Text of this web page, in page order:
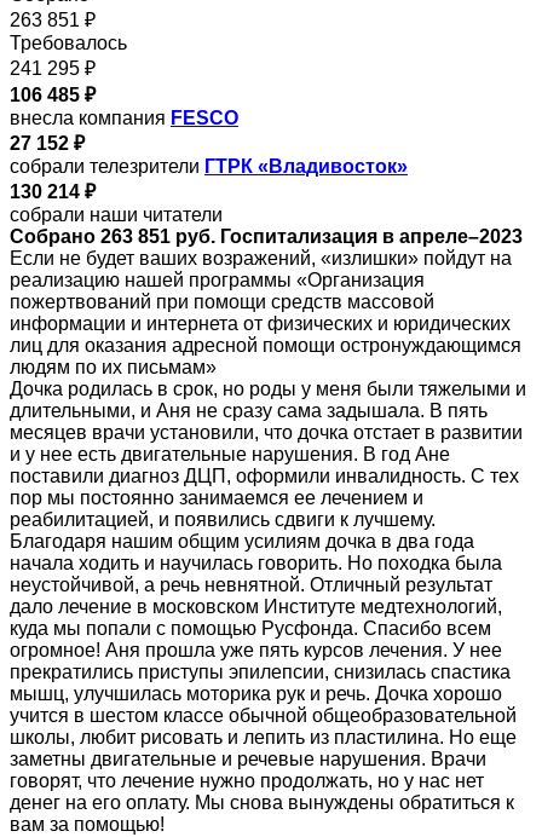
263 851 ₽
Требовалось
241 295 ₽
106 485 ₽
внесла компания FESCO
27 152 ₽
собрали телезрители ГТРК «Владивосток»
130 214 ₽
собрали наши читатели
Собрано 263 851 руб. Госпитализация в апреле–2023
Если не будет ваших возражений, «излишки» пойдут на
реализацию нашей программы «Организация
пожертвований при помощи средств массовой
информации и интернета от физических и юридических
лиц для оказания адресной помощи остронуждающимся
людям по их письмам»
Дочка родилась в срок, но роды у меня были тяжелыми и
длительными, и Аня не сразу сама задышала. В пять
месяцев врачи установили, что дочка отстает в развитии
и у нее есть двигательные нарушения. В год Ане
поставили диагноз ДЦП, оформили инвалидность. С тех
пор мы постоянно занимаемся ее лечением и
реабилитацией, и появились сдвиги к лучшему.
Благодаря нашим общим усилиям дочка в два года
начала ходить и научилась говорить. Но походка была
неустойчивой, а речь невнятной. Отличный результат
дало лечение в московском Институте медтехнологий,
куда мы попали с помощью Русфонда. Спасибо всем
огромное! Аня прошла уже пять курсов лечения. У нее
прекратились приступы эпилепсии, снизилась спастика
мышц, улучшилась моторика рук и речь. Дочка хорошо
учится в шестом классе обычной общеобразовательной
школы, любит рисовать и лепить из пластилина. Но еще
заметны двигательные и речевые нарушения. Врачи
говорят, что лечение нужно продолжать, но у нас нет
денег на его оплату. Мы снова вынуждены обратиться к
вам за помощью!